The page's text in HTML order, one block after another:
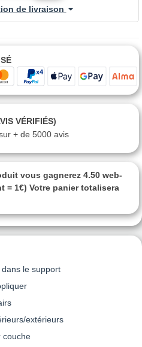
dans le support
extérieurs
couche
de livraison
VÉRIFIÉS)
+ de 5000 avis
vous gagnerez 4.50 web-
= 1€) Votre panier totalisera